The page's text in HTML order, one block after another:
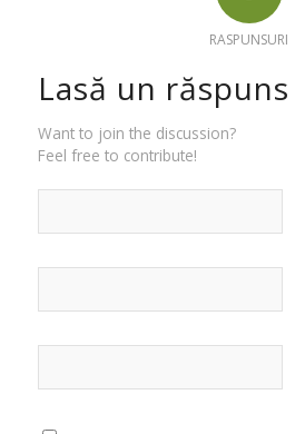
RASPUNSURI
Lasă un răspuns
Want to join the discussion?
Feel free to contribute!